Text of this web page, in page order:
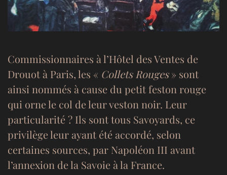
Commissionnaires à l’Hôtel des Ventes de
Drouot à Paris, les « Collets Rouges» sont
ainsi nommés à cause du petit feston rouge
qui orne le col de leur veston noir. Leur
particularité ? Ils sont tous Savoyards, ce
privilège leur ayant été accordé, selon
certaines sources, par Napoléon III avant
l’annexion de la Savoie à la France.